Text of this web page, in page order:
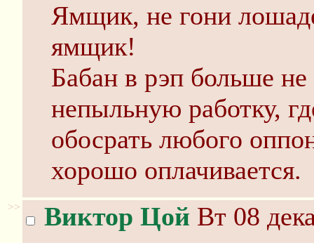
Ямщик, не гони
ямщик!
Бабан в рэп больше
непыльную работку,
обосрать любого
хорошо оплачивается.
>> Виктор Цой Вт 08